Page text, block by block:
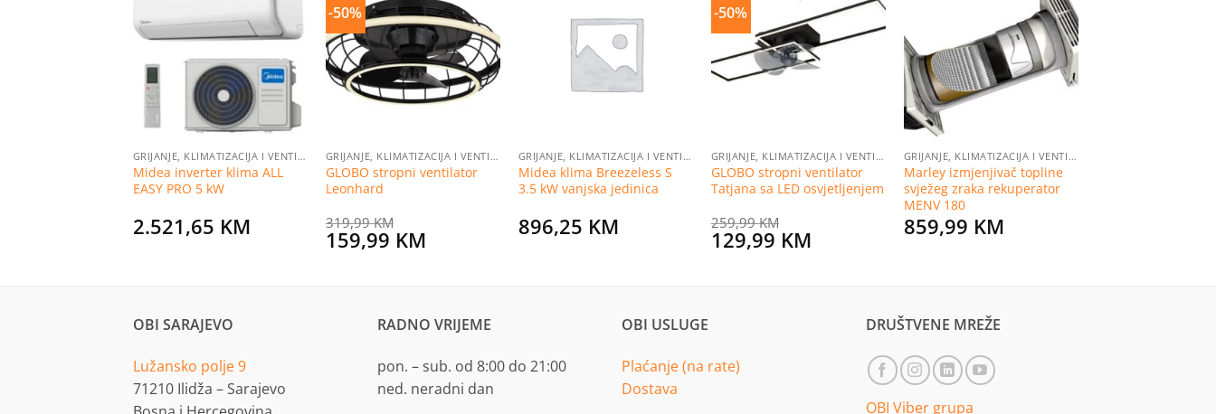
Dodaj
na
listu
GRIJANJE, KLIMATIZACIJA I VENTILACIJA
Midea inverter klima ALL
EASY PRO 5 kW
2.521,65 KM
-50%
Dodaj
na
listu
želja
GRIJANJE, KLIMATIZACIJA I VENTILACIJA
GLOBO stropni ventilator
Leonhard
319,99KM
Original
price
159,99 KMCurrent
GRIJANJE, KLIMATIZACIJA I VENTILACIJA
Midea klima Breezeless S
3.5 kW vanjska jedinica
896,25 KM
-50%
Dodaj
listu
GRIJANJE, KLIMATIZACIJA I VENTILACIJA
GLOBO stropni ventilator
Tatjana sa LED osvjetljenjem
259,99KM
Original
price
129,99 KMCurrent
Dodaj
na
listu
želja
GRIJANJE, KLIMATIZACIJA I VENTILACIJA
Marley izmjenjivač topline
svježeg zraka rekuperator
MENV 180
859,99 KM
OBI SARAJEVO
Lužansko polje 9
71210 Ilidža – Sarajevo
RADNO VRIJEME
pon. – sub. od 8:00 do 21:00
ned. neradni dan
OBI USLUGE
Plaćanje (na rate)
Dostava
DRUŠTVENE MREŽE
OBI Viber grupa